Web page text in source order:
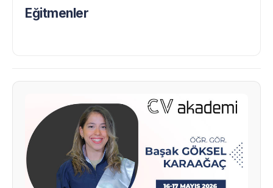
Eğitmenler